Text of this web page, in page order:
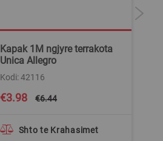
Kapak 1M ngjyre terrakota
Unica Allegro
Special
Price
€3.98 €6.44
Kodi: 42116
Shto te Krahasimet